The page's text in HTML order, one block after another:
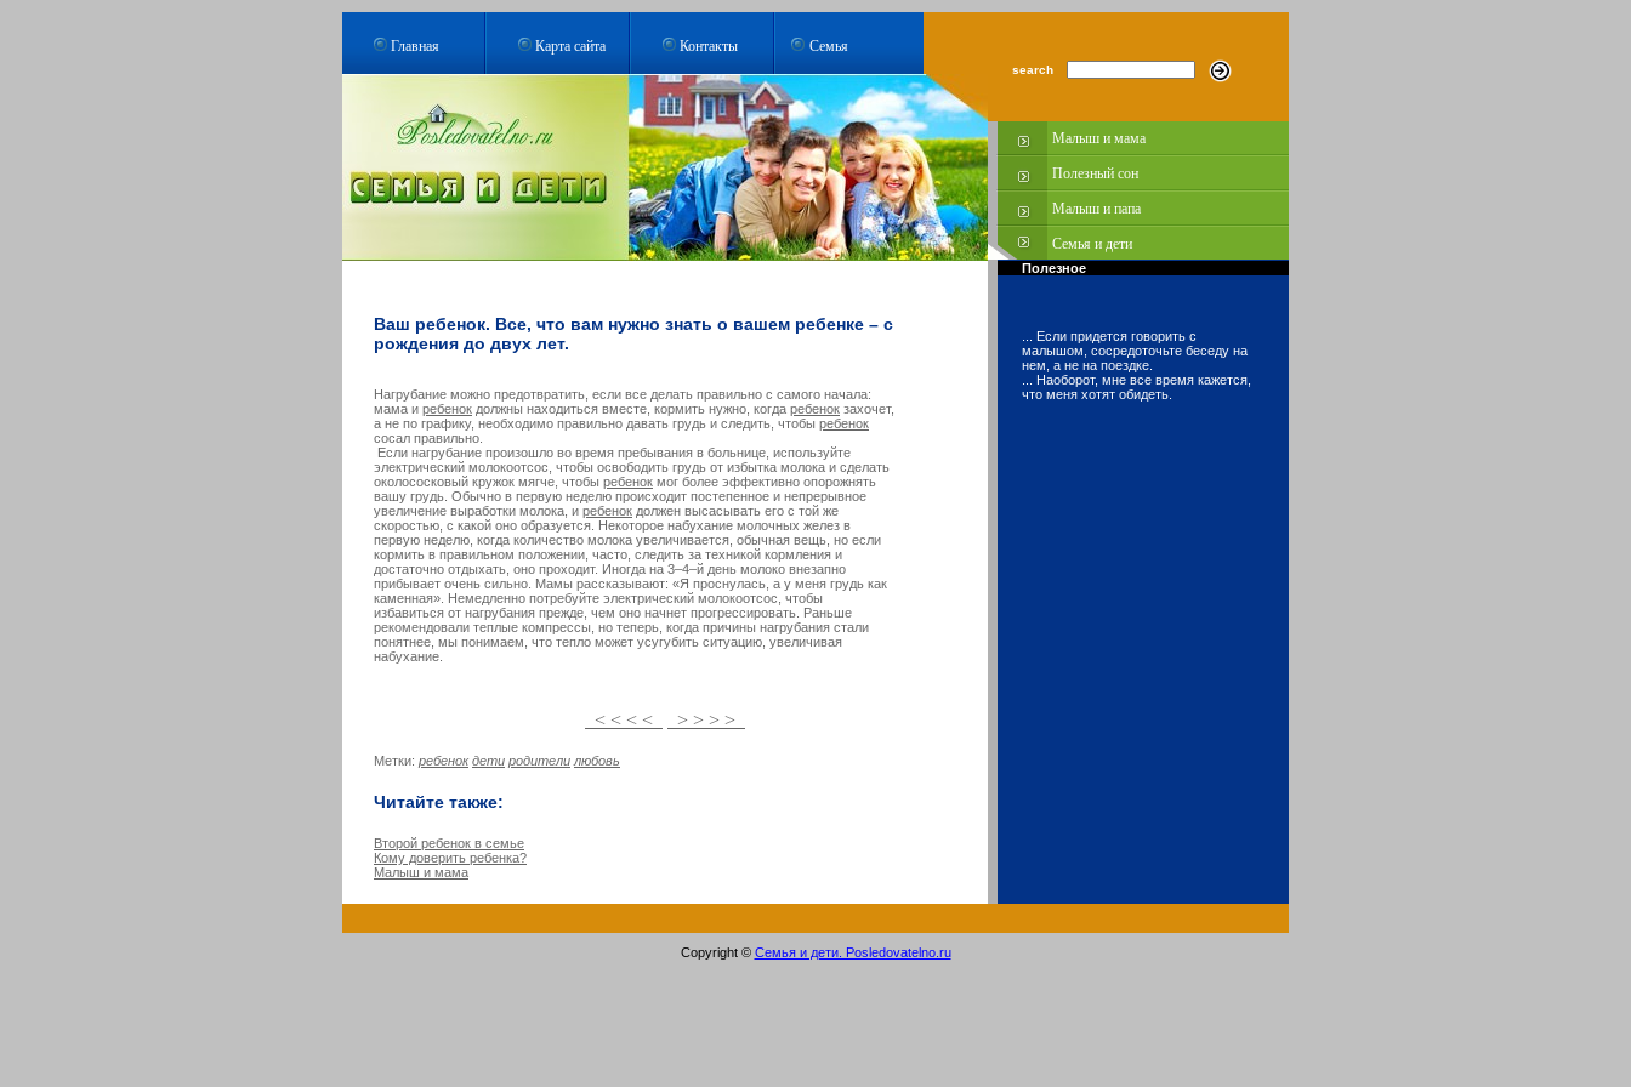
Главная Карта сайта Контакты Семья
search
Малыш и мама
Полезный сон
Малыш и папа
Семья и дети
Ваш ребенок. Все, что вам нужно знать о вашем ребенке – с
рождения до двух лет.
Нагрубание можно предотвратить, если все делать правильно с самого начала:
мама и ребенок должны находиться вместе, кормить нужно, когда ребенок захочет,
а не по графику, необходимо правильно давать грудь и следить, чтобы ребенок
сосал правильно.
Если нагрубание произошло во время пребывания в больнице, используйте
электрический молокоотсос, чтобы освободить грудь от избытка молока и сделать
околососковый кружок мягче, чтобы ребенок мог более эффективно опорожнять
вашу грудь. Обычно в первую неделю происходит постепенное и непрерывное
увеличение выработки молока, и ребенок должен высасывать его с той же
скоростью, с какой оно образуется. Некоторое набухание молочных желез в
первую неделю, когда количество молока увеличивается, обычная вещь, но если
кормить в правильном положении, часто, следить за техникой кормления и
достаточно отдыхать, оно проходит. Иногда на 3–4–й день молоко внезапно
прибывает очень сильно. Мамы рассказывают: «Я проснулась, а у меня грудь как
каменная». Немедленно потребуйте электрический молокоотсос, чтобы
избавиться от нагрубания прежде, чем оно начнет прогрессировать. Раньше
рекомендовали теплые компрессы, но теперь, когда причины нагрубания стали
понятнее, мы понимаем, что тепло может усугубить ситуацию, увеличивая
набухание.
< < < < > > > >
Метки: ребенок дети родители любовь
Читайте также:
Второй ребенок в семье
Кому доверить ребенка?
Малыш и мама
Полезное
... Если придется говорить с
малышом, сосредоточьте беседу на
нем, а не на поездке.
... Наоборот, мне все время кажется,
что меня хотят обидеть.
Copyright © Семья и дети. Posledovatelno.ru